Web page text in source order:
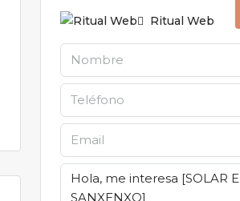
Ritual Web